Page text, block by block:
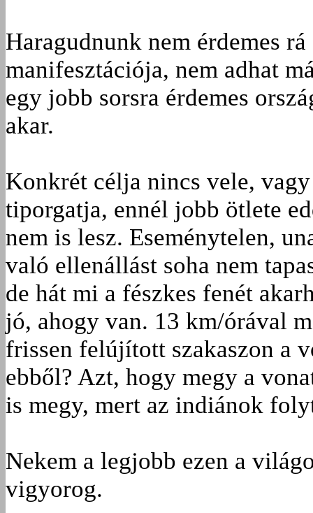
Haragudnunk nem érdemes
manifesztációja, nem adhat
egy jobb sorsra érdemes
akar.
Konkrét célja nincs vele,
tiporgatja, ennél jobb ötlete
nem is lesz. Eseménytelen,
való ellenállást soha nem
de hát mi a fészkes fenét
jó, ahogy van. 13 km/órával
frissen felújított szakaszon a
ebből? Azt, hogy megy a
is megy, mert az indiánok
Nekem a legjobb ezen a
vigyorog.